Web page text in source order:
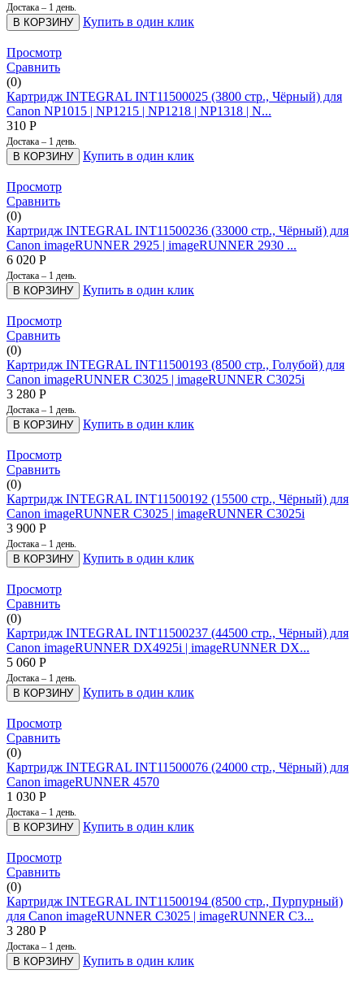
Достака – 1 день.
В КОРЗИНУ Купить в один клик
Просмотр
Сравнить
(0)
Картридж INTEGRAL INT11500025 (3800 стр., Чёрный) для
Canon NP1015 | NP1215 | NP1218 | NP1318 | N...
310 Р
Достака – 1 день.
В КОРЗИНУ Купить в один клик
Просмотр
Сравнить
(0)
Картридж INTEGRAL INT11500236 (33000 стр., Чёрный) для
Canon imageRUNNER 2925 | imageRUNNER 2930 ...
6 020 Р
Достака – 1 день.
В КОРЗИНУ Купить в один клик
Просмотр
Сравнить
(0)
Картридж INTEGRAL INT11500193 (8500 стр., Голубой) для
Canon imageRUNNER C3025 | imageRUNNER C3025i
3 280 Р
Достака – 1 день.
В КОРЗИНУ Купить в один клик
Просмотр
Сравнить
(0)
Картридж INTEGRAL INT11500192 (15500 стр., Чёрный) для
Canon imageRUNNER C3025 | imageRUNNER C3025i
3 900 Р
Достака – 1 день.
В КОРЗИНУ Купить в один клик
Просмотр
Сравнить
(0)
Картридж INTEGRAL INT11500237 (44500 стр., Чёрный) для
Canon imageRUNNER DX4925i | imageRUNNER DX...
5 060 Р
Достака – 1 день.
В КОРЗИНУ Купить в один клик
Просмотр
Сравнить
(0)
Картридж INTEGRAL INT11500076 (24000 стр., Чёрный) для
Canon imageRUNNER 4570
1 030 Р
Достака – 1 день.
В КОРЗИНУ Купить в один клик
Просмотр
Сравнить
(0)
Картридж INTEGRAL INT11500194 (8500 стр., Пурпурный)
для Canon imageRUNNER C3025 | imageRUNNER C3...
3 280 Р
Достака – 1 день.
В КОРЗИНУ Купить в один клик